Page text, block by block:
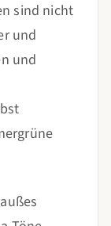
sind nicht
und
und